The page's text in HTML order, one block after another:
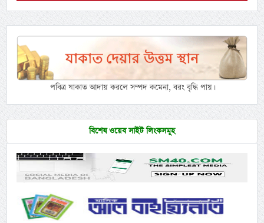
পবিত্র যাকাত আদায় করলে সম্পদ কমেনা, বরং বৃদ্ধি পায়।
বিশেষ ওয়েব সাইট লিংকসমূহ